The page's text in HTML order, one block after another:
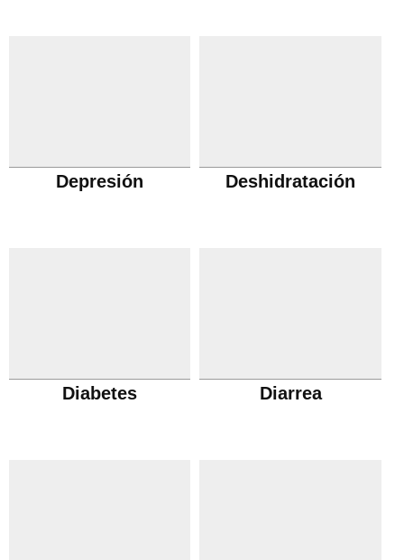
Depresión Deshidratación
Diabetes Diarrea